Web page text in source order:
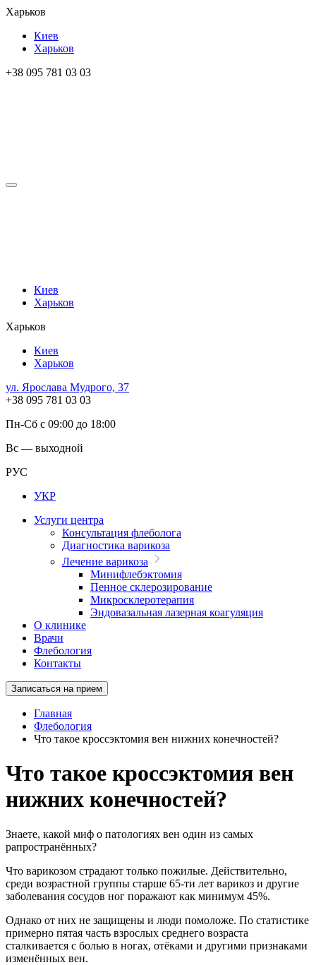
Харьков
Киев
Харьков
+38 095 781 03 03
Киев
Харьков
Харьков
Киев
Харьков
ул. Ярослава Мудрого, 37
+38 095 781 03 03
Пн-Сб с 09:00 до 18:00
Вс — выходной
РУС
УКР
Услуги центра
Консультация флеболога
Диагностика варикоза
Лечение варикоза
Минифлебэктомия
Пенное склерозирование
Микросклеротерапия
Эндовазальная лазерная коагуляция
О клинике
Врачи
Флебология
Контакты
Записаться на прием
Главная
Флебология
Что такое кроссэктомия вен нижних конечностей?
Что такое кроссэктомия вен
нижних конечностей?
Знаете, какой миф о патологиях вен один из самых
рапространённых?
Что варикозом страдают только пожилые. Действительно,
среди возрастной группы старше 65-ти лет варикоз и другие
заболевания сосудов ног поражают как минимум 45%.
Однако от них не защищены и люди помоложе. По статистике
примерно пятая часть взрослых среднего возраста
сталкивается с болью в ногах, отёками и другими признаками
изменённых вен.